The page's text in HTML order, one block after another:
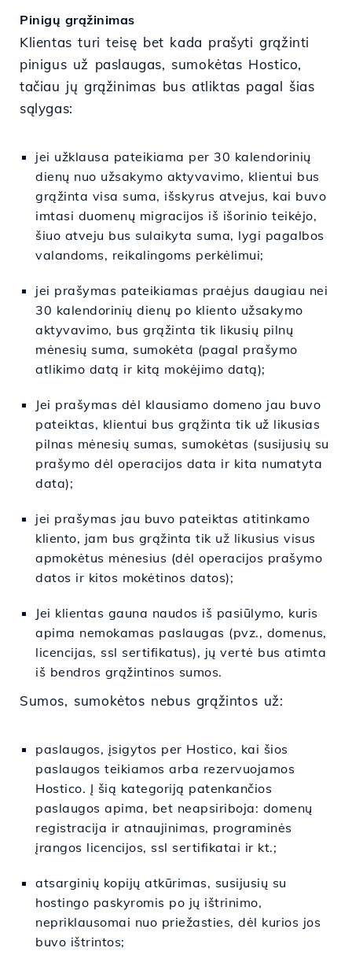
Pinigų grąžinimas
Klientas turi teisę bet kada prašyti grąžinti
pinigus už paslaugas, sumokėtas Hostico,
tačiau jų grąžinimas bus atliktas pagal šias
sąlygas:
jei užklausa pateikiama per 30 kalendorinių
dienų nuo užsakymo aktyvavimo, klientui bus
grąžinta visa suma, išskyrus atvejus, kai buvo
imtasi duomenų migracijos iš išorinio teikėjo,
šiuo atveju bus sulaikyta suma, lygi pagalbos
valandoms, reikalingoms perkėlimui;
jei prašymas pateikiamas praėjus daugiau nei
30 kalendorinių dienų po kliento užsakymo
aktyvavimo, bus grąžinta tik likusių pilnų
mėnesių suma, sumokėta (pagal prašymo
atlikimo datą ir kitą mokėjimo datą);
Jei prašymas dėl klausiamo domeno jau buvo
pateiktas, klientui bus grąžinta tik už likusias
pilnas mėnesių sumas, sumokėtas (susijusių su
prašymo dėl operacijos data ir kita numatyta
data);
jei prašymas jau buvo pateiktas atitinkamo
kliento, jam bus grąžinta tik už likusius visus
apmokėtus mėnesius (dėl operacijos prašymo
datos ir kitos mokėtinos datos);
Jei klientas gauna naudos iš pasiūlymo, kuris
apima nemokamas paslaugas (pvz., domenus,
licencijas, ssl sertifikatus), jų vertė bus atimta
iš bendros grąžintinos sumos.
Sumos, sumokėtos nebus grąžintos už:
paslaugos, įsigytos per Hostico, kai šios
paslaugos teikiamos arba rezervuojamos
Hostico. Į šią kategoriją patenkančios
paslaugos apima, bet neapsiriboja: domenų
registracija ir atnaujinimas, programinės
įrangos licencijos, ssl sertifikatai ir kt.;
atsarginių kopijų atkūrimas, susijusių su
hostingo paskyromis po jų ištrinimo,
nepriklausomai nuo priežasties, dėl kurios jos
buvo ištrintos;